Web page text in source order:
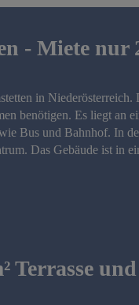
- Miete nur
in Niederösterreich.
benötigen. Es liegt an
Bus und Bahnhof. In
Das Gebäude ist in
Terrasse und